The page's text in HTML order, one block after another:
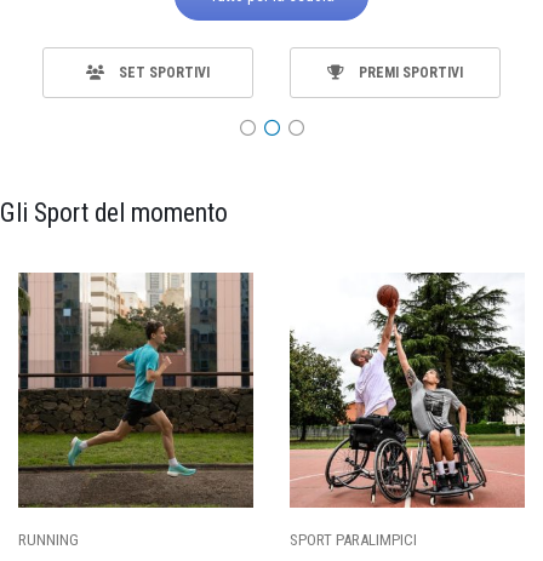
SET SPORTIVI PREMI SPORTIVI
Gli Sport del momento
SPORT PARALIMPICI CALCIO